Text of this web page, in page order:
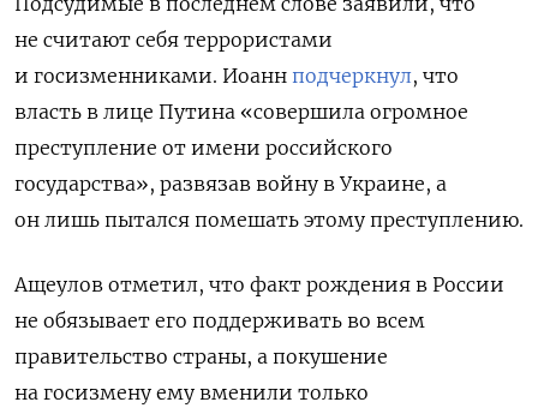
не считают себя террористами
и госизменниками. Иоанн подчеркнул, что
власть в лице Путина «совершила огромное
преступление от имени российского
государства», развязав войну в Украине, а
он лишь пытался помешать этому преступлению.
Ащеулов отметил, что факт рождения в России
не обязывает его поддерживать во всем
правительство страны, а покушение
на госизмену ему вменили только